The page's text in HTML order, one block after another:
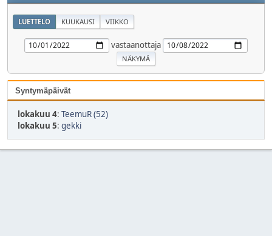
LUETTELO KUUKAUSI VIIKKO
vastaanottaja
Syntymäpäivät
lokakuu 4: TeemuR (52)
lokakuu 5: gekki